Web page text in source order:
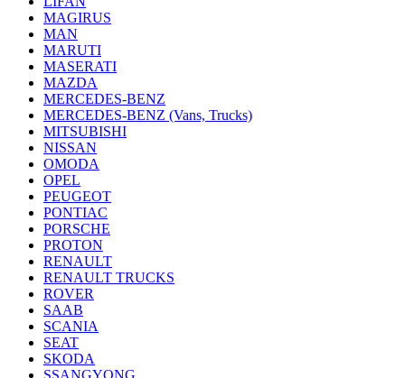
MAGIRUS
MAN
MARUTI
MASERATI
MAZDA
MERCEDES-BENZ
MERCEDES-BENZ (Vans, Trucks)
MITSUBISHI
NISSAN
OMODA
OPEL
PEUGEOT
PONTIAC
PORSCHE
PROTON
RENAULT
RENAULT TRUCKS
ROVER
SAAB
SCANIA
SEAT
SKODA
SSANGYONG